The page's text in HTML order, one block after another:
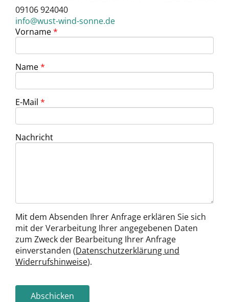
09106 924040
info@wust-wind-sonne.de
Vorname*
Name*
E-Mail *
Nachricht
Mit dem Absenden Ihrer Anfrage erklären Sie sich
mit der Verarbeitung Ihrer angegebenen Daten
zum Zweck der Bearbeitung Ihrer Anfrage
einverstanden (Datenschutzerklärung und
Widerrufshinweise).
Abschicken